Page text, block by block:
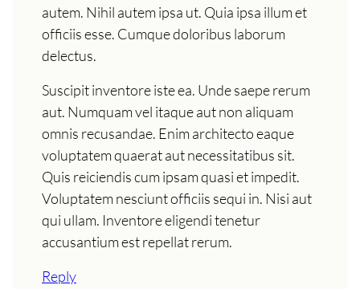
autem. Nihil autem ipsa ut. Quia ipsa illum et
officiis esse. Cumque doloribus laborum
delectus.
Suscipit inventore iste ea. Unde saepe rerum
aut. Numquam vel itaque aut non aliquam
omnis recusandae. Enim architecto eaque
voluptatem quaerat aut necessitatibus sit.
Quis reiciendis cum ipsam quasi et impedit.
Voluptatem nesciunt officiis sequi in. Nisi aut
qui ullam. Inventore eligendi tenetur
accusantium est repellat rerum.
Reply